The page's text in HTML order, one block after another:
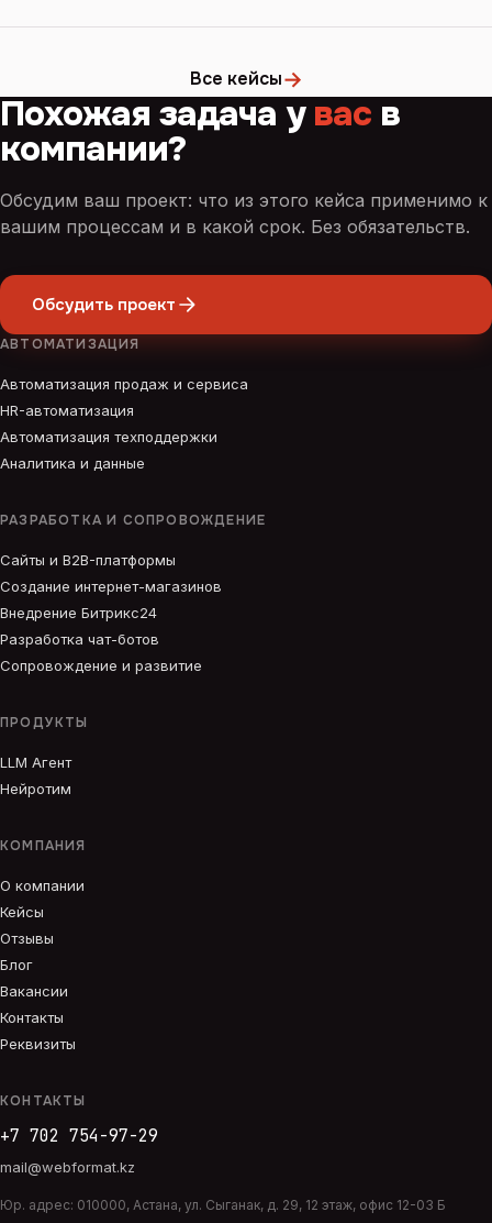
Все кейсы→
Похожая задача увасв
компании?
Обсудим ваш проект: что из этого кейса применимо к
вашим процессам и в какой срок. Без обязательств.
Обсудить проект
АВТОМАТИЗАЦИЯ
Автоматизация продаж и сервиса
HR-автоматизация
Автоматизация техподдержки
Аналитика и данные
РАЗРАБОТКА И СОПРОВОЖДЕНИЕ
Сайты и B2B-платформы
Создание интернет-магазинов
Внедрение Битрикс24
Разработка чат-ботов
Сопровождение и развитие
ПРОДУКТЫ
LLM Агент
Нейротим
КОМПАНИЯ
О компании
Кейсы
Отзывы
Блог
Вакансии
Контакты
Реквизиты
КОНТАКТЫ
+7 702 754-97-29
mail@webformat.kz
Юр. адрес: 010000, Астана, ул. Сыганак, д. 29, 12 этаж, офис 12-03 Б